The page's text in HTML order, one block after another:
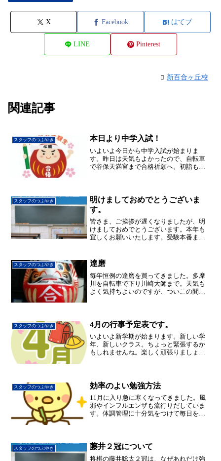
X Facebook はてブ
LINE Pinterest
新百合ヶ丘校
関連記事
スタッフのつぶやき 本日より中学入試！
いよいよ今日から中学入試が始まりま
す。昨日は天気もよかったので、自転車
で谷保天満宮まで合格祈願へ。初詣も過
した。
スタッフのつぶやき
明けましておめでとうございま
す。
皆さま、ご挨拶が遅くなりましたが、明
けましておめでとうございます。本年も
宜しくお願いいたします。受験本番ま
発揮できるよう全力でサポートしていき
ます！
スタッフのつぶやき 達磨
毎年恒例の達磨を買ってきました。多摩
川を自転車で下り川崎大師まで。天気も
よく気持ちよいのですが、ついこの間ま
んでした。(汗)さて、今...
スタッフのつぶやき 4月の行事予定表です。
いよいよ新学期が始まります。新しい学
年、新しいクラス。ちょっと緊張するか
もしれませんね。楽しく頑張りましょ
スタッフのつぶやき 効率のよい勉強方法
11月に入り急に寒くなってきました。風
邪やインフルエンザも流行りだしていま
す。体調管理に十分気をつけて毎日を過
て計画を 立て...
スタッフのつぶやき 藤井２冠について
将棋の藤井聡太２冠は、なぜあれだけ強